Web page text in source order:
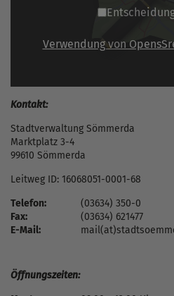
Verwendung von
Kontakt:
Stadtverwaltung Sömmerda
Marktplatz 3-4
99610 Sömmerda
Leitweg ID: 16068051-0001-68
Telefon:
(03634) 350-0
Fax:
(03634) 621477
E-Mail:
Öffnungszeiten: